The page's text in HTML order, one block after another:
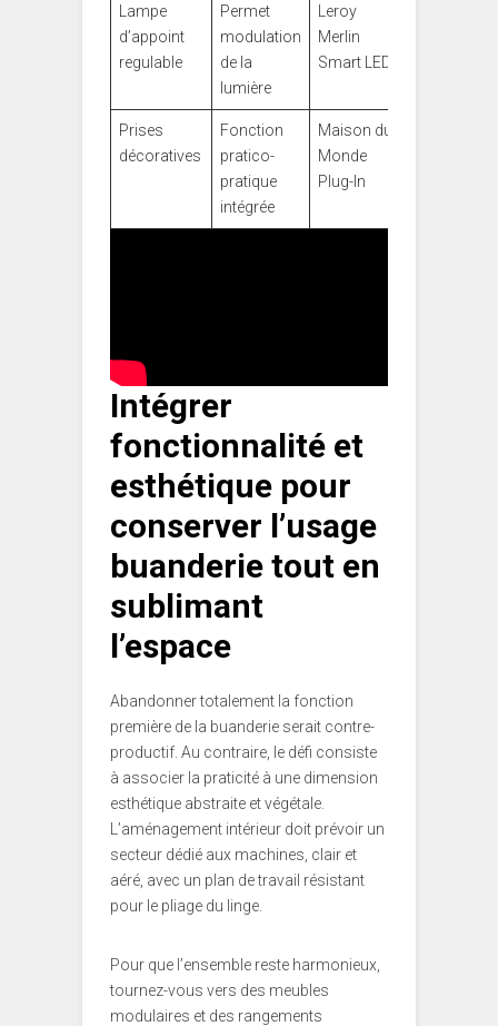
Lampe
d’appoint
regulable
Permet
modulation
de la
lumière
Leroy
Merlin
Smart LED
Prises
décoratives
Fonction
pratico-
pratique
intégrée
Maison du
Monde
Plug-In
Intégrer
fonctionnalité et
esthétique pour
conserver l’usage
buanderie tout en
sublimant
l’espace
Abandonner totalement la fonction
première de la buanderie serait contre-
productif. Au contraire, le défi consiste
à associer la praticité à une dimension
esthétique abstraite et végétale.
L’aménagement intérieur doit prévoir un
secteur dédié aux machines, clair et
aéré, avec un plan de travail résistant
pour le pliage du linge.
Pour que l’ensemble reste harmonieux,
tournez-vous vers des meubles
modulaires et des rangements